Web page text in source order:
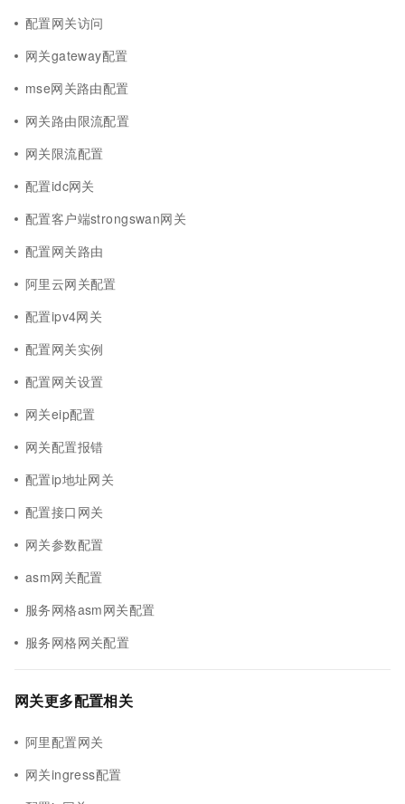
配置网关访问
网关gateway配置
mse网关路由配置
网关路由限流配置
网关限流配置
配置idc网关
配置客户端strongswan网关
配置网关路由
阿里云网关配置
配置ipv4网关
配置网关实例
配置网关设置
网关eip配置
网关配置报错
配置ip地址网关
配置接口网关
网关参数配置
asm网关配置
服务网格asm网关配置
服务网格网关配置
网关更多配置相关
阿里配置网关
网关ingress配置